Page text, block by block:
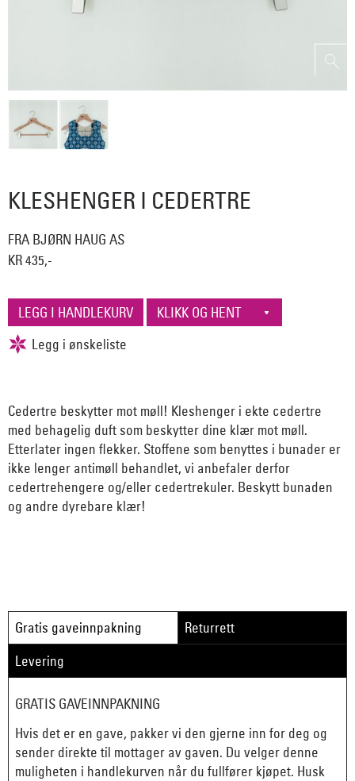
KLESHENGER I CEDERTRE
FRA BJØRN HAUG AS
KR 435,-
Cedertre beskytter mot møll! Kleshenger i ekte cedertre
med behagelig duft som beskytter dine klær mot møll.
Etterlater ingen flekker. Stoffene som benyttes i bunader er
ikke lenger antimøll behandlet, vi anbefaler derfor
cedertrehengere og/eller cedertrekuler. Beskytt bunaden
og andre dyrebare klær!
Gratis gaveinnpakning
Returrett
Levering
GRATIS GAVEINNPAKNING
Hvis det er en gave, pakker vi den gjerne inn for deg og
sender direkte til mottager av gaven. Du velger denne
muligheten i handlekurven når du fullfører kjøpet. Husk